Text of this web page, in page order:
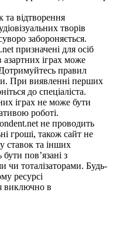
та відтворення
творів
забороняється.
призначені для осіб
іграх може
правил
При виявленні перших
до спеціаліста.
іграх не може бути
роботі.
не проводить
гроші, також сайт не
ставок та інших
пов’язані з
чи тоталізаторами. Будь-
ресурсі
виключно в